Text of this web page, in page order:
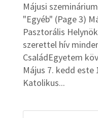
Májusi
"Egyéb" (Page 3)
Pasztorális
szerettel hív
CsaládEgyetem
Május 7. kedd este
Katolikus...